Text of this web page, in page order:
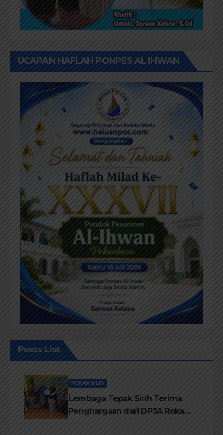
UCAPAN HAFLAH PONPES AL IHWAN
Posts List
ROKAN HILIR
Lembaga Tepak Sirih Terima
Penghargaan dari DP3A Rokan